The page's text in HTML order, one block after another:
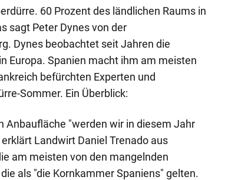
60 Prozent des ländlichen Raums in
sagt Peter Dynes von der
Dynes beobachtet seit Jahren die
Europa. Spanien macht ihm am meisten
befürchten Experten und
Sommer. Ein Überblick:
Anbaufläche "werden wir in diesem Jahr
Landwirt Daniel Trenado aus
am meisten von den mangelnden
als "die Kornkammer Spaniens" gelten.